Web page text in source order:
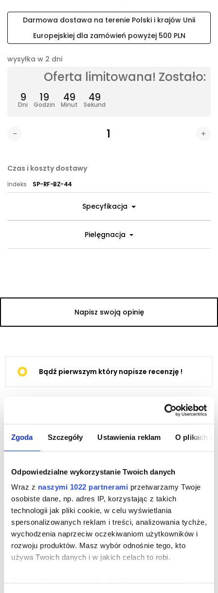
Zgoda Szczegóły Ustawienia reklam O plikach
Odpowiedzialne wykorzystanie Twoich danych
Wraz z naszymi 1022 partnerami przetwarzamy Twoje
osobiste dane, np. adres IP, korzystając z takich
technologii jak pliki cookie, w celu wyświetlania
spersonalizowanych reklam i treści, analizowania tychże,
wychodzenia naprzeciw oczekiwaniom użytkowników i
rozwoju produktów. Masz wybór odnośnie tego, kto
używa Twoich danych i w jakich celach to robi.
Darmowa dostawa na terenie Polski i krajów Unii
Europejskiej dla zamówień powyżej 500 PLN
wysyłka w 2 dni
Oferta limitowana! Zostało:
9
Dni
19
Godzin
49
Minut
49
Sekund
- +
Czas i koszty dostawy
Indeks SP-RF-BZ-44
Specyfikacja
Pielęgnacja
Napisz swoją opinię
Bądź pierwszym który napisze recenzję !
4 inne produkty z tej samej
kategorii: